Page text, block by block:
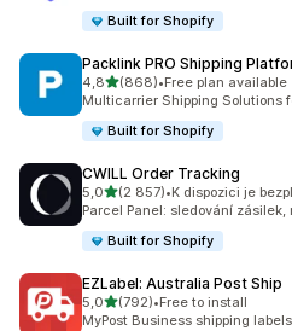
Built for Shopify
Packlink PRO Shipping
4,8z 5 hvězd
(868)
Celkový počet recenzí: 868
•Free plan available
Multicarrier Shipping Solutions
Built for Shopify
CWILL Order Tracking
5,0z 5 hvězd
(2 857)
Celkový počet recenzí: 2857
•K dispozici je
Parcel Panel: sledování zásilek,
Built for Shopify
EZLabel: Australia Post Ship
5,0z 5 hvězd
(792)
Celkový počet recenzí: 792
•Free to install
MyPost Business shipping